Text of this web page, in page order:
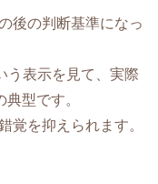
後の判断基準になっ
う表示を見て、実際
型です。
覚を抑えられます。